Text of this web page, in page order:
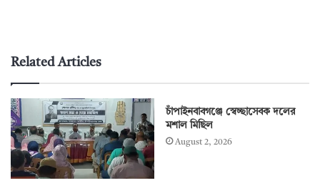
Related Articles
চাঁপাইনবাবগঞ্জে স্বেচ্ছাসেবক দলের
মশাল মিছিল
August 2, 2026